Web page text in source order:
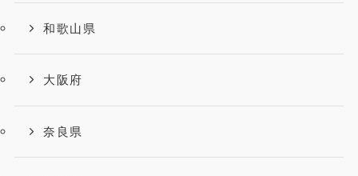
和歌山県
大阪府
奈良県